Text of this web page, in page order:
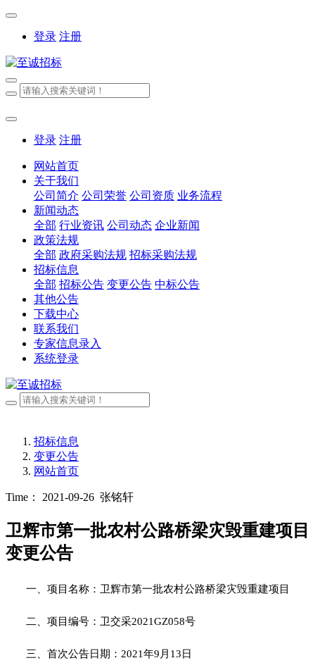
登录 注册
登录 注册
网站首页
关于我们
公司简介 公司荣誉 公司资质 业务流程
新闻动态
全部 行业资讯 公司动态 企业新闻
政策法规
全部 政府采购法规 招标采购法规
招标信息
全部 招标公告 变更公告 中标公告
其他公告
下载中心
联系我们
专家信息录入
系统登录
招标信息
变更公告
网站首页
Time： 2021-09-26 张铭轩
卫辉市第一批农村公路桥梁灾毁重建项目
变更公告
一、项目名称：卫辉市第一批农村公路桥梁灾毁重建项目
二、项目编号：卫交采2021GZ058号
三、首次公告日期： 2021年9月13日